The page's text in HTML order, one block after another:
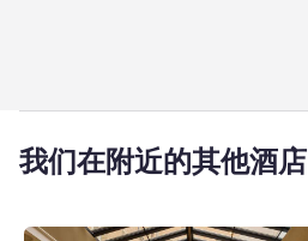
我们在附近的其他酒店